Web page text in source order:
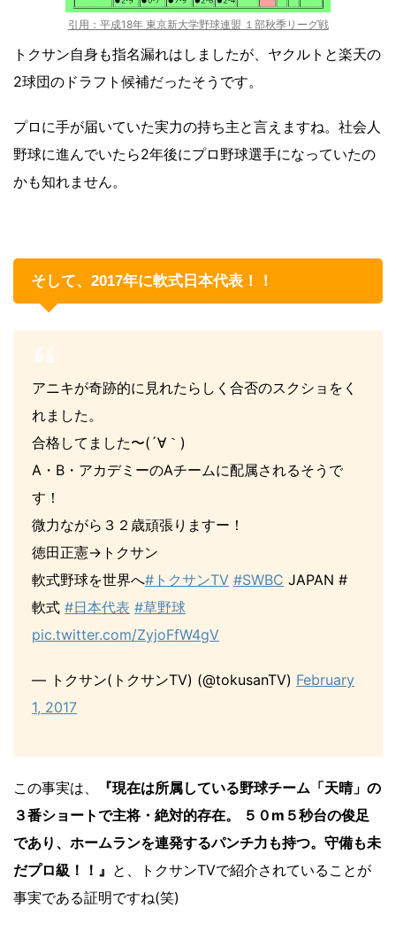
引用：平成18年 東京新大学野球連盟 １部秋季リーグ戦
トクサン自身も指名漏れはしましたが、ヤクルトと楽天の
2球団のドラフト候補だったそうです。
プロに手が届いていた実力の持ち主と言えますね。社会人
野球に進んでいたら2年後にプロ野球選手になっていたの
かも知れません。
そして、2017年に軟式日本代表！！
アニキが奇跡的に見れたらしく合否のスクショをく
れました。
合格してました〜(´∀｀)
A・B・アカデミーのAチームに配属されるそうで
す！
微力ながら３２歳頑張りますー！
徳田正憲→トクサン
軟式野球を世界へ#トクサンTV #SWBC JAPAN #
軟式 #日本代表 #草野球
pic.twitter.com/ZyjoFfW4gV
— トクサン(トクサンTV) (@tokusanTV) February
1, 2017
この事実は、
『現在は所属している野球チーム「天晴」の
３番ショートで主将・絶対的存在。 ５０m５秒台の俊足
であり、ホームランを連発するパンチ力も持つ。守備も未
だプロ級！！』 と、トクサンTVで紹介されていることが
事実である証明ですね(笑)